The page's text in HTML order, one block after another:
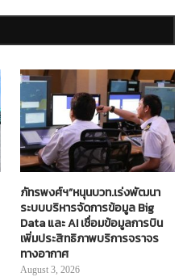
ภัทรพงศ์ฯ”หนุนบวท.เร่งพัฒนา
ระบบบริหารจัดการข้อมูล Big
Data และ AI เชื่อมข้อมูลการบิน
เพิ่มประสิทธิภาพบริการจราจร
ทางอากาศ
August 3, 2026